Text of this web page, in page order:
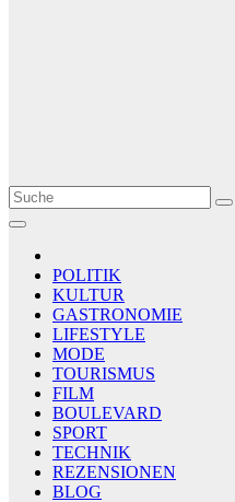
Le Matin
AGENCE DE PRESSE
POLITIK
KULTUR
GASTRONOMIE
LIFESTYLE
MODE
TOURISMUS
FILM
BOULEVARD
SPORT
TECHNIK
REZENSIONEN
BLOG